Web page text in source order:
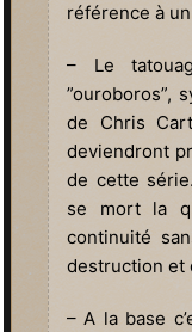
référence à
– Le
”ouroboros”,
de Chris
deviendront
de cette
se mort la
continuité
destruction et
– A la base